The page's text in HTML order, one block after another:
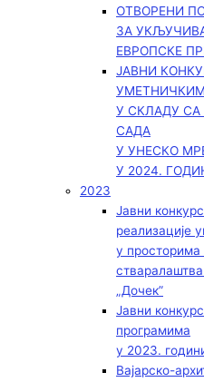
ОТВОРЕНИ
ЗА
ЕВРОПСКЕ
ЈАВНИ
У СКЛАДУ
САДА
У УНЕСКО
У 2024.
2023
Јавни
реализације
у просторима
„Дочек”
Јавни
програмима
у 2023.
Вајарско-